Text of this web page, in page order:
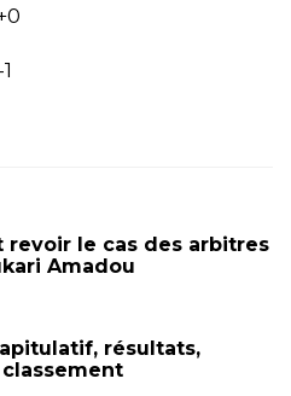
revoir le cas des arbitres
Amadou
résultats,